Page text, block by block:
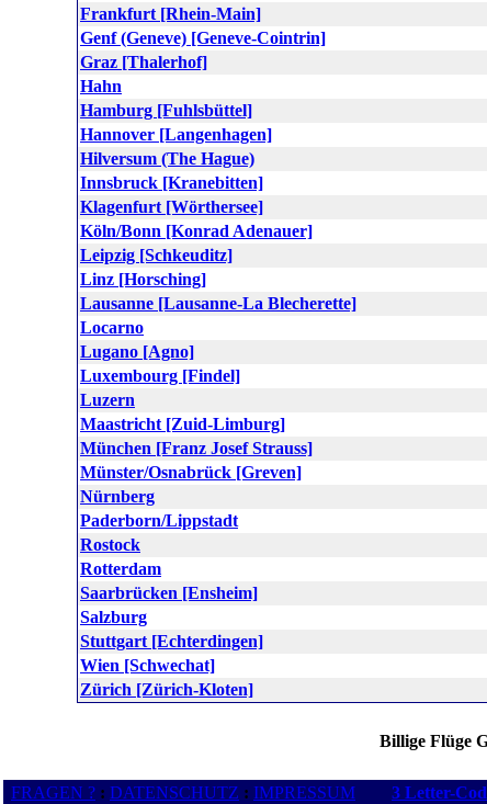
Frankfurt [Rhein-Main]
Genf (Geneve) [Geneve-Cointrin]
Graz [Thalerhof]
Hahn
Hamburg [Fuhlsbüttel]
Hannover [Langenhagen]
Hilversum (The Hague)
Innsbruck [Kranebitten]
Klagenfurt [Wörthersee]
Köln/Bonn [Konrad Adenauer]
Leipzig [Schkeuditz]
Linz [Horsching]
Lausanne [Lausanne-La Blecherette]
Locarno
Lugano [Agno]
Luxembourg [Findel]
Luzern
Maastricht [Zuid-Limburg]
München [Franz Josef Strauss]
Münster/Osnabrück [Greven]
Nürnberg
Paderborn/Lippstadt
Rostock
Rotterdam
Saarbrücken [Ensheim]
Salzburg
Stuttgart [Echterdingen]
Wien [Schwechat]
Zürich [Zürich-Kloten]
Billige Flüge
FRAGEN ? : DATENSCHUTZ : IMPRESSUM 3 Letter-